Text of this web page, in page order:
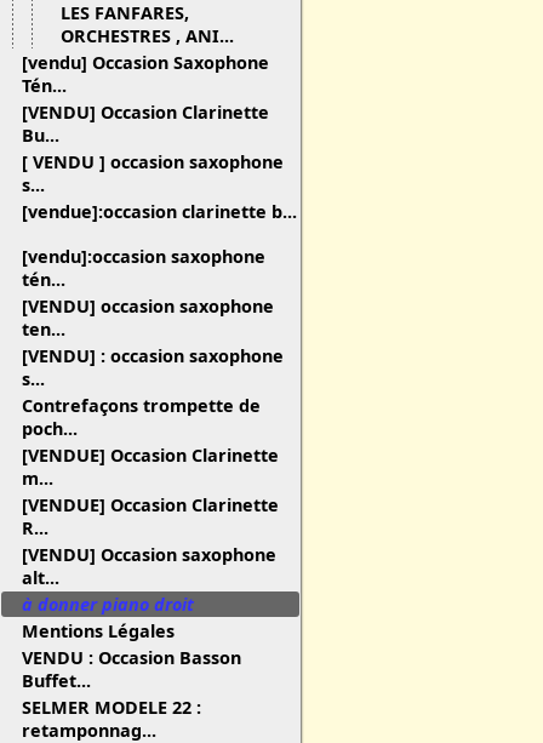
LES FANFARES,
ORCHESTRES , ANI...
[vendu] Occasion Saxophone
Tén...
[VENDU] Occasion Clarinette
Bu...
[ VENDU ] occasion saxophone
s...
[vendue]:occasion clarinette b...
[vendu]:occasion saxophone
tén...
[VENDU] occasion saxophone
ten...
[VENDU] : occasion saxophone
s...
Contrefaçons trompette de
poch...
[VENDUE] Occasion Clarinette
m...
[VENDUE] Occasion Clarinette
R...
[VENDU] Occasion saxophone
alt...
à donner piano droit
Mentions Légales
VENDU : Occasion Basson
Buffet...
SELMER MODELE 22 :
retamponnag...